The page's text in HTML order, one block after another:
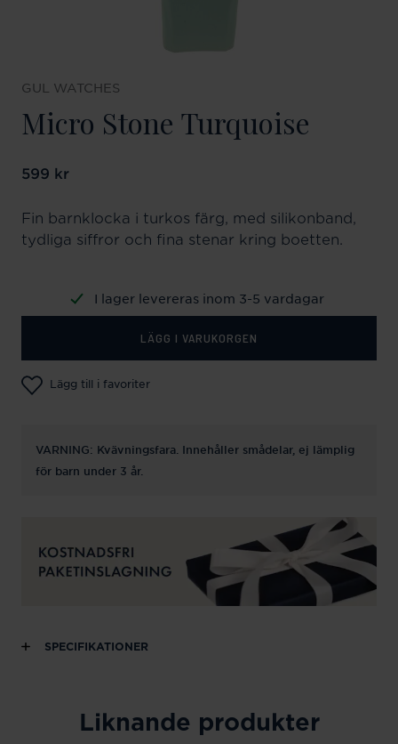
GUL WATCHES
Micro Stone Turquoise
Pris :599 kr
599 kr
Fin barnklocka i turkos färg, med silikonband,
tydliga siffror och fina stenar kring boetten.
I lager levereras inom 3-5 vardagar
LÄGG I VARUKORGEN
Lägg till i favoriter
VARNING: Kvävningsfara. Innehåller smådelar, ej lämplig
för barn under 3 år.
SPECIFIKATIONER
Liknande produkter